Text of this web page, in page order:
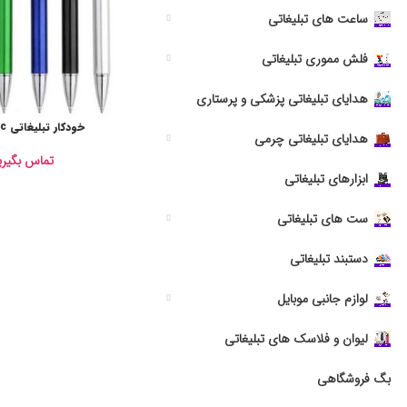
ساعت های تبلیغاتی
فلش مموری تبلیغاتی
هدایای تبلیغاتی پزشکی و پرستاری
هدایای تبلیغاتی چرمی
ابزارهای تبلیغاتی
ست های تبلیغاتی
دستبند تبلیغاتی
لوازم جانبی موبایل
لیوان و فلاسک های تبلیغاتی
بگ فروشگاهی
خودکار تبلیغاتی PR7015c
تماس